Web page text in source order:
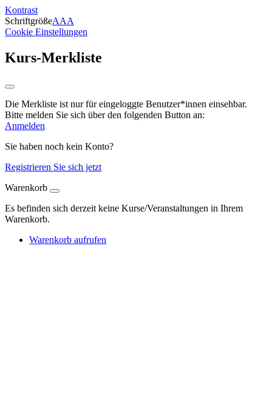
Kontrast
SchriftgrößeAAA
Cookie Einstellungen
Kurs-Merkliste
Die Merkliste ist nur für eingeloggte Benutzer*innen einsehbar.
Bitte melden Sie sich über den folgenden Button an:
Anmelden
Sie haben noch kein Konto?
Registrieren Sie sich jetzt
Warenkorb
Es befinden sich derzeit keine Kurse/Veranstaltungen in Ihrem
Warenkorb.
Warenkorb aufrufen